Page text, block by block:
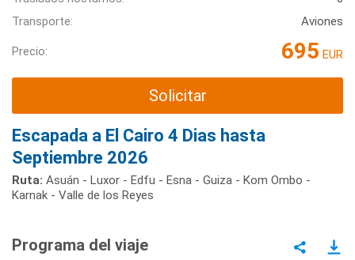
Transporte:
Aviones
Precio: 695 EUR
Solicitar
Escapada a El Cairo 4 Dias hasta
Septiembre 2026
Ruta: Asuán - Luxor - Edfu - Esna - Guiza - Kom Ombo -
Karnak - Valle de los Reyes
Programa del viaje